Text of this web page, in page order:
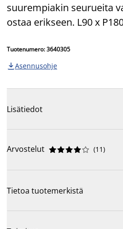
suurempiakin seurueita
ostaa erikseen. L90 x
Tuotenumero: 3640305
 Asennusohje
Lisätiedot
Arvostelut 




 (11)
Tietoa tuotemerkistä